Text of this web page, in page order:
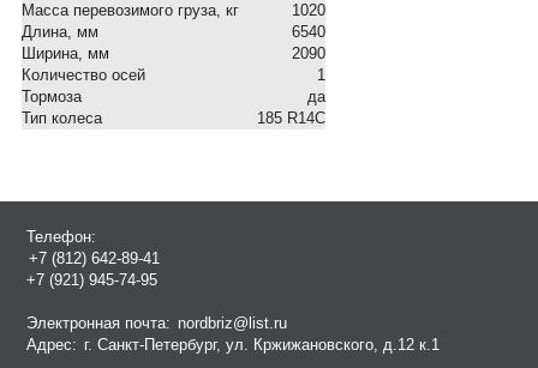
Масса перевозимого груза, кг
1020
Длина, мм
6540
Ширина, мм
2090
Количество осей
1
Тормоза
да
Тип колеса
185 R14С
Телефон:
+7 (812) 642-89-41
+7 (921) 945-74-95
Электронная почта: nordbriz@list.ru
Адрес: г. Санкт-Петербург, ул. Кржижановского, д.12 к.1